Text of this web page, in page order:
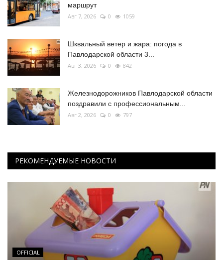
маршрут
Авг 7, 2026 0 1059
Шквальный ветер и жара: погода в
Павлодарской области 3...
Авг 3, 2026 0 842
Железнодорожников Павлодарской области
поздравили с профессиональным...
Авг 2, 2026 0 797
РЕКОМЕНДУЕМЫЕ НОВОСТИ
OFFICIAL